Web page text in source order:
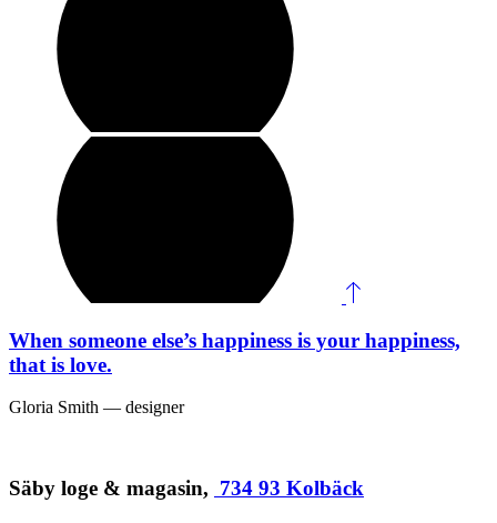
When someone else’s happiness is your happiness,
that is love.
Gloria Smith ― designer
Säby loge & magasin, 734 93 Kolbäck